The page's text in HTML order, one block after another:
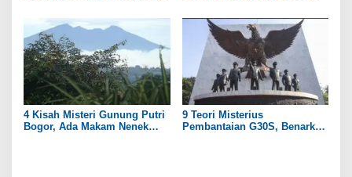
4 Kisah Misteri Gunung Putri
Bogor, Ada Makam Nenek
9 Teori Misterius
Pembantaian G30S, Benarkah